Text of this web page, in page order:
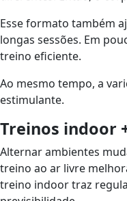
Esse formato também
longas sessões. Em
treino eficiente.
Ao mesmo tempo, a
estimulante.
Treinos indoor
Alternar ambientes
treino ao ar livre
treino indoor traz